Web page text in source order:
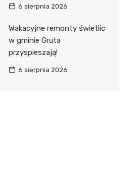
6 sierpnia 2026
Wakacyjne remonty świetlic
w gminie Gruta
przyspieszają!
6 sierpnia 2026